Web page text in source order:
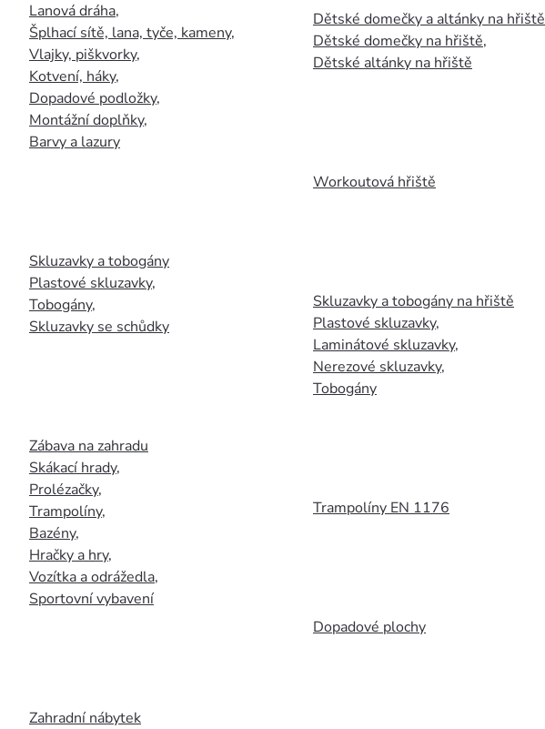
Lanová dráha,
Šplhací sítě, lana, tyče, kameny,
Vlajky, piškvorky,
Kotvení, háky,
Dopadové podložky,
Montážní doplňky,
Barvy a lazury
Skluzavky a tobogány
Plastové skluzavky,
Tobogány,
Skluzavky se schůdky
Zábava na zahradu
Skákací hrady,
Prolézačky,
Trampolíny,
Bazény,
Hračky a hry,
Vozítka a odrážedla,
Sportovní vybavení
Zahradní nábytek
Dětské domečky a altánky na hřiště
Dětské domečky na hřiště,
Dětské altánky na hřiště
Workoutová hřiště
Skluzavky a tobogány na hřiště
Plastové skluzavky,
Laminátové skluzavky,
Nerezové skluzavky,
Tobogány
Trampolíny EN 1176
Dopadové plochy